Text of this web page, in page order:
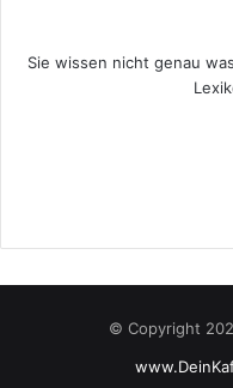
Sie wissen nicht genau
© Copyright